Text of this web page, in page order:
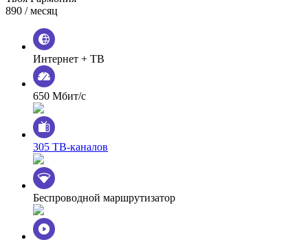
890 / месяц
Интернет + ТВ
650 Мбит/с
305 ТВ-каналов
Беспроводной маршрутизатор